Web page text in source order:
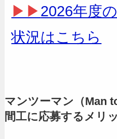
▶▶2026年度
状況はこちら
マンツーマン（Man
間工に応募するメリ